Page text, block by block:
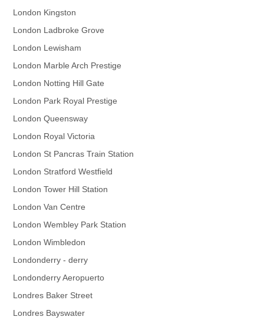
London Kingston
London Ladbroke Grove
London Lewisham
London Marble Arch Prestige
London Notting Hill Gate
London Park Royal Prestige
London Queensway
London Royal Victoria
London St Pancras Train Station
London Stratford Westfield
London Tower Hill Station
London Van Centre
London Wembley Park Station
London Wimbledon
Londonderry - derry
Londonderry Aeropuerto
Londres Baker Street
Londres Bayswater